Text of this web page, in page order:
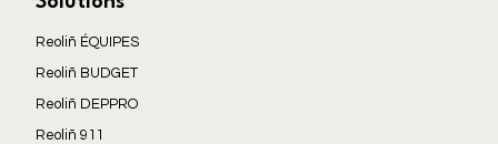
Reoliñ ÉQUIPES
Reoliñ BUDGET
Reoliñ DEPPRO
Reoliñ 911